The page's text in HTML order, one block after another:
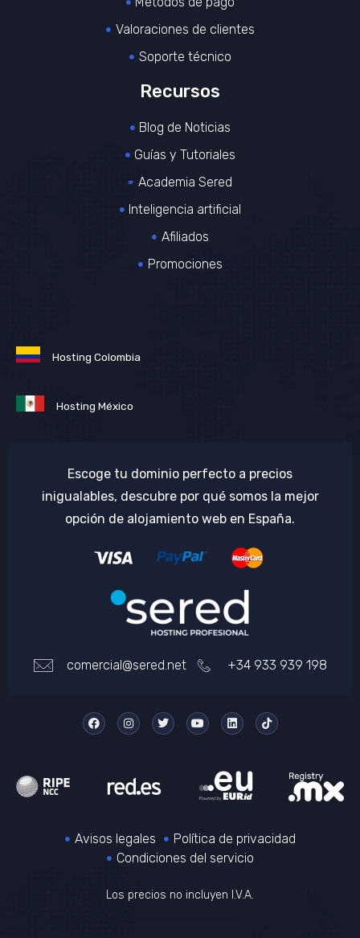
Valoraciones de clientes
Soporte técnico
Recursos
Blog de Noticias
Guías y Tutoriales
Academia Sered
Inteligencia artificial
Afiliados
Promociones
Hosting Colombia
Hosting México
Escoge tu dominio perfecto a precios
inigualables, descubre por qué somos la mejor
opción de alojamiento web en España.
comercial@sered.net +34 933 939 198
Avisos legales
Política de privacidad
Condiciones del servicio
Los precios no incluyen I.V.A.